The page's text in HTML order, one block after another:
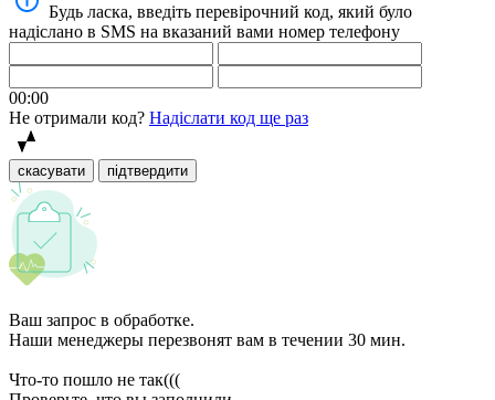
Будь ласка, введіть перевірочний код, який було
надіслано в SMS на вказаний вами номер телефону
00:00
Не отримали код? Надіслати код ще раз
скасувати підтвердити
Ваш запрос в обработке.
Наши менеджеры перезвонят вам в течении 30 мин.
Что-то пошло не так(((